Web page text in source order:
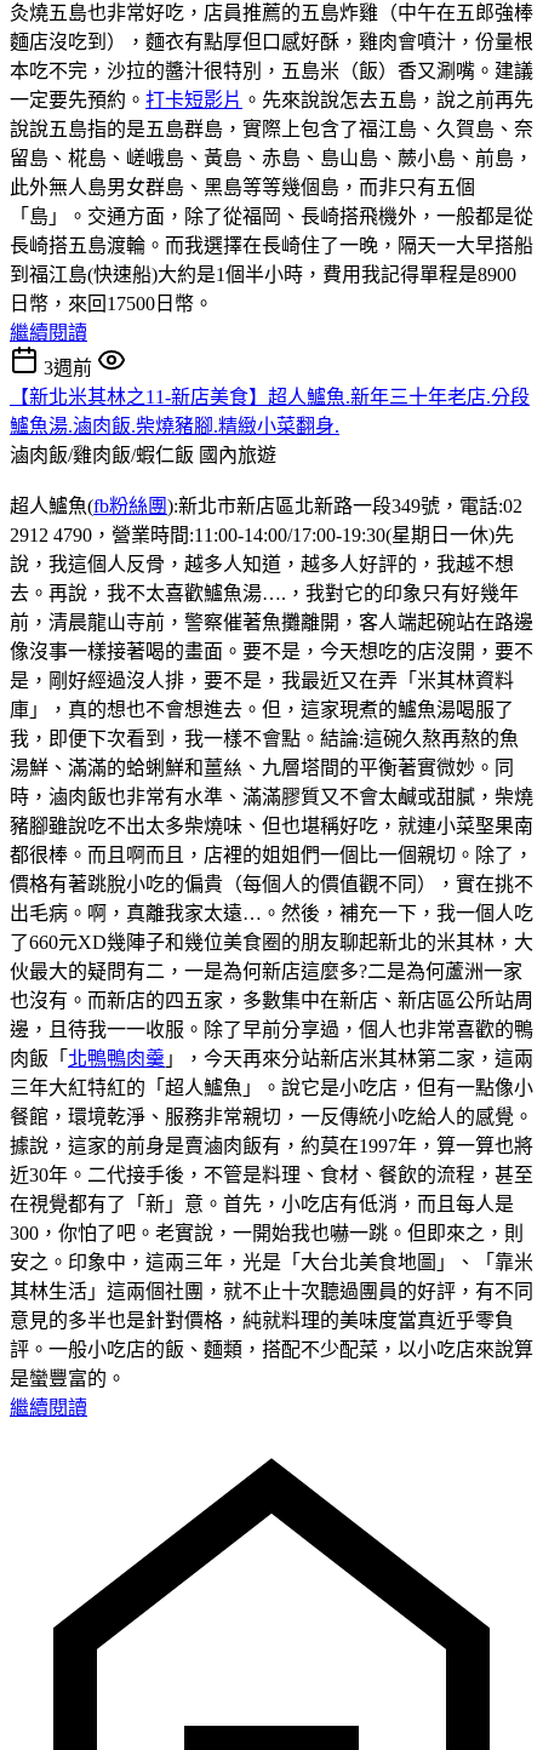
灸燒五島也非常好吃，店員推薦的五島炸雞（中午在五郎強棒
麵店沒吃到），麵衣有點厚但口感好酥，雞肉會噴汁，份量根
本吃不完，沙拉的醬汁很特別，五島米（飯）香又涮嘴。建議
一定要先預約。 打卡短影片 。先來說說怎去五島，說之前再先
說說五島指的是五島群島，實際上包含了福江島、久賀島、奈
留島、椛島、嵯峨島、黃島、赤島、島山島、蕨小島、前島，
此外無人島男女群島、黑島等等幾個島，而非只有五個
「島」。交通方面，除了從福岡、長崎搭飛機外，一般都是從
長崎搭五島渡輪。而我選擇在長崎住了一晚，隔天一大早搭船
到福江島(快速船)大約是1個半小時，費用我記得單程是8900
日幣，來回17500日幣。
繼續閱讀
3週前
【新北米其林之11-新店美食】超人鱸魚.新年三十年老店.分段
鱸魚湯.滷肉飯.柴燒豬腳.精緻小菜翻身.
滷肉飯/雞肉飯/蝦仁飯 國內旅遊
超人鱸魚(fb粉絲團):新北市新店區北新路一段349號，電話:02
2912 4790，營業時間:11:00-14:00/17:00-19:30(星期日一休)先
說，我這個人反骨，越多人知道，越多人好評的，我越不想
去。再說，我不太喜歡鱸魚湯….，我對它的印象只有好幾年
前，清晨龍山寺前，警察催著魚攤離開，客人端起碗站在路邊
像沒事一樣接著喝的畫面。要不是，今天想吃的店沒開，要不
是，剛好經過沒人排，要不是，我最近又在弄「米其林資料
庫」，真的想也不會想進去。但，這家現煮的鱸魚湯喝服了
我，即便下次看到，我一樣不會點。結論:這碗久熬再熬的魚
湯鮮、滿滿的蛤蜊鮮和薑𢇃、九層塔間的平衡著實微妙。同
時，滷肉飯也非常有水準、滿滿膠質又不會太鹹或甜膩，柴燒
豬腳雖說吃不出太多柴燒味、但也堪稱好吃，就連小菜埾果南
都很棒。而且啊而且，店裡的姐姐們一個比一個親切。除了，
價格有著跳脫小吃的偏貴（每個人的價值觀不同），實在挑不
出毛病。啊，真離我家太遠…。然後，補充一下，我一個人吃
了660元XD幾陣子和幾位美食圈的朋友聊起新北的米其林，大
伙最大的疑問有二，一是為何新店這麼多?二是為何蘆洲一家
也沒有。而新店的四五家，多數集中在新店、新店區公所站周
邊，且待我一一收服。除了早前分享過，個人也非常喜歡的鴨
肉飯「 北鴨鴨肉羹 」，今天再來分站新店米其林第二家，這兩
三年大紅特紅的「超人鱸魚」。說它是小吃店，但有一點像小
餐館，環境乾淨、服務非常親切，一反傳統小吃給人的感覺。
據說，這家的前身是賣滷肉飯有，約莫在1997年，算一算也將
近30年。二代接手後，不管是料理、食材、餐飲的流程，甚至
在視覺都有了「新」意。首先，小吃店有低消，而且每人是
300，你怕了吧。老實說，一開始我也嚇一跳。但即來之，則
安之。印象中，這兩三年，光是「大台北美食地圖」、「靠米
其林生活」這兩個社團，就不止十次聽過團員的好評，有不同
意見的多半也是針對價格，純就料理的美味度當真近乎零負
評。一般小吃店的飯、麵類，搭配不少配菜，以小吃店來說算
是蠻豐富的。
繼續閱讀